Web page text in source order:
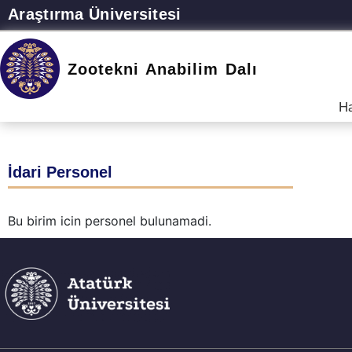
Araştırma Üniversitesi
Zootekni Anabilim Dalı
İdari Personel
Bu birim icin personel bulunamadi.